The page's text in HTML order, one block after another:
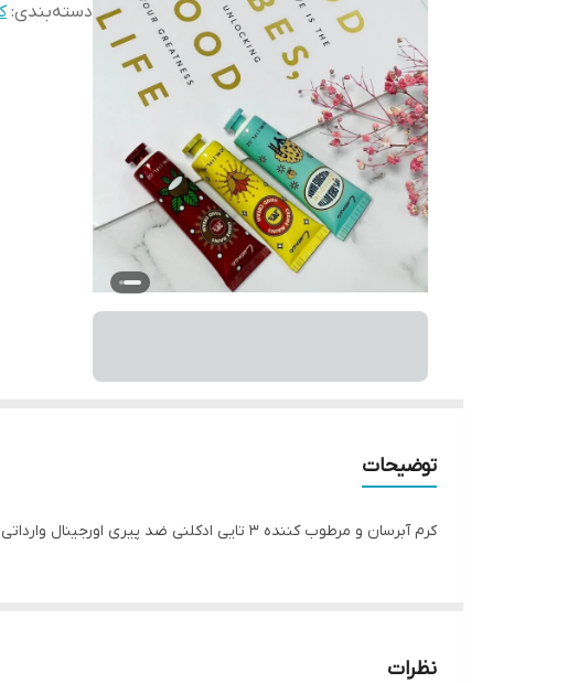
دسته‌بندی:
توضیحات
کرم آبرسان و مرطوب کننده 3 تایی ادکلنی ضد پيری اورجينال وارداتی
نظرات